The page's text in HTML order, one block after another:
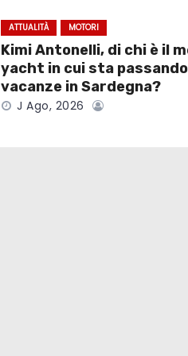
ATTUALITÀ MOTORI
Kimi Antonelli, di chi è il
yacht in cui sta
vacanze in Sardegna?
J Ago, 2026